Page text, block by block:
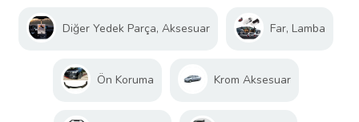
Diğer Yedek Parça, Aksesuar Far, Lamba
Ön Koruma Krom Aksesuar